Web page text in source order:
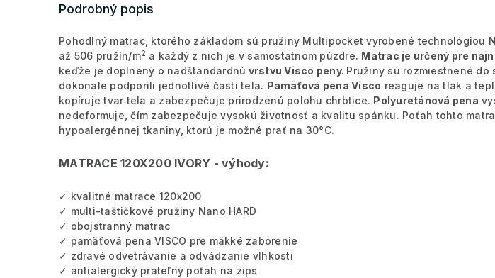
Podrobný popis
Pohodlný matrac, ktorého základom sú pružiny Multipocket vyrobené technológiou
až 506 pružín/m2 a každý z nich je v samostatnom púzdre. Matrac je určený pre
keďže je doplnený o nadštandardnú vrstvu Visco peny. Pružiny sú rozmiestnené do
dokonale podporili jednotlivé časti tela. Pamäťová pena Visco reaguje na tlak a
kopíruje tvar tela a zabezpečuje prirodzenú polohu chrbtice. Polyuretánová pena
nedeformuje, čím zabezpečuje vysokú životnosť a kvalitu spánku. Poťah tohto
hypoalergénnej tkaniny, ktorú je možné prať na 30°C.
MATRACE 120X200 IVORY - výhody:
✓ kvalitné matrace 120x200
✓ multi-taštičkové pružiny Nano HARD
✓ obojstranný matrac
✓ pamäťová pena VISCO pre mäkké zaborenie
✓ zdravé odvetrávanie a odvádzanie vlhkosti
✓ antialergický prateľný poťah na zips